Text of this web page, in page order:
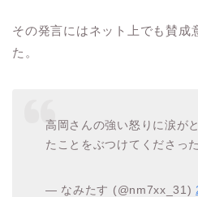
その発言にはネット上でも賛成
た。
高岡さんの強い怒りに涙が
たことをぶつけてくださっ
— なみたす (@nm7xx_31)